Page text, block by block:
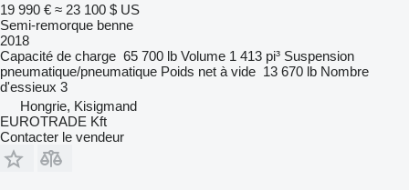
19 990 € ≈ 23 100 $ US
Semi-remorque benne
2018
Capacité de charge 65 700 lb Volume 1 413 pi³ Suspension
pneumatique/pneumatique Poids net à vide 13 670 lb Nombre
d'essieux 3
Hongrie, Kisigmand
EUROTRADE Kft
Contacter le vendeur